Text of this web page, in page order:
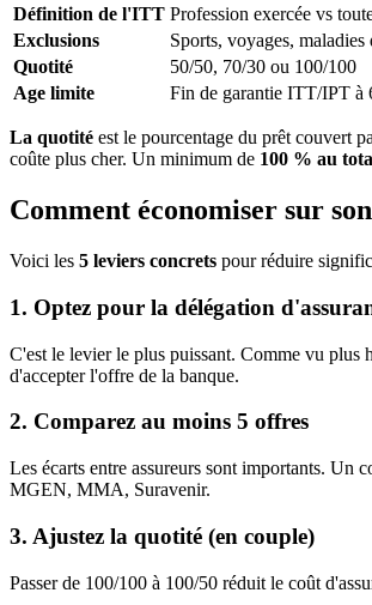
Définition de l'ITT Profession exercée vs
Exclusions
Sports, voyages, maladies
Quotité
50/50, 70/30 ou 100/100
Age limite
Fin de garantie ITT/IPT à
La quotité est le pourcentage du prêt couvert
coûte plus cher. Un minimum de 100 % au
Comment économiser sur
Voici les 5 leviers concrets pour réduire
1. Optez pour la délégation
C'est le levier le plus puissant. Comme vu plus
d'accepter l'offre de la banque.
2. Comparez au moins 5 offres
Les écarts entre assureurs sont importants.
MGEN, MMA, Suravenir.
3. Ajustez la quotité (en couple)
Passer de 100/100 à 100/50 réduit le coût